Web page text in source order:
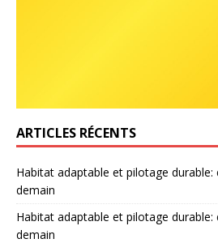
ARTICLES RÉCENTS
Habitat adaptable et pilotage durable:
demain
Habitat adaptable et pilotage durable:
demain